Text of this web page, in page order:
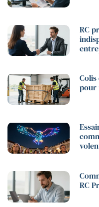
RC
Colis
pour
RC